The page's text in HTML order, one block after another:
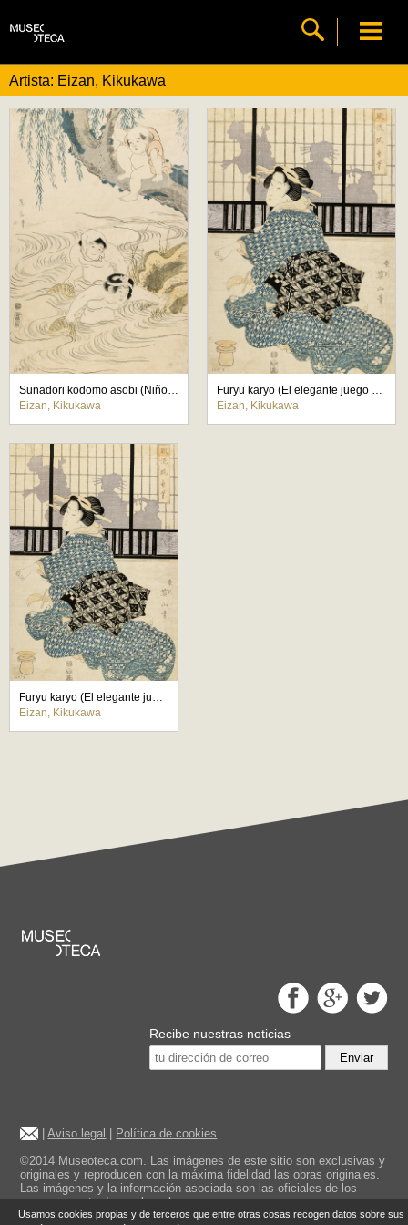
Usamos cookies propias y de terceros que entre otras cosas recogen datos sobre sus
Artista: Eizan, Kikukawa
Sunadori kodomo asobi (Niños jugando a pescar)
Eizan, Kikukawa
Furyu karyo (El elegante juego del cazador)
Eizan, Kikukawa
Furyu karyo (El elegante juego del cazador)
Eizan, Kikukawa
Recibe nuestras noticias
Enviar
|Aviso legal
Política de cookies
©2014 Museoteca.com. Las imágenes de este sitio son exclusivas y
originales y reproducen con la máxima fidelidad las obras originales.
Las imágenes y la información asociada son las oficiales de los
museos mostrados en la web.